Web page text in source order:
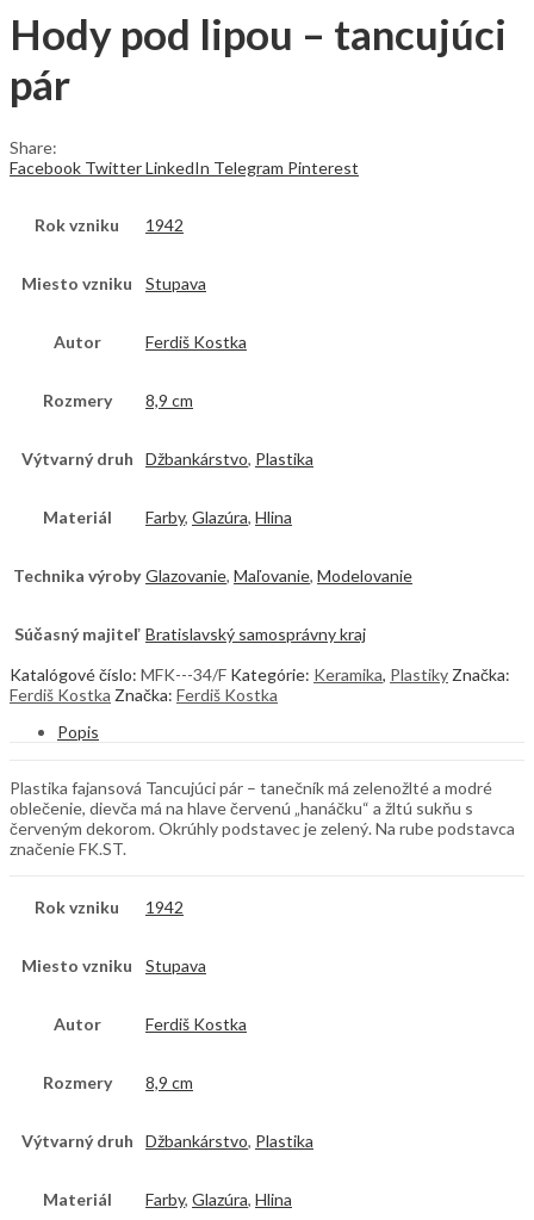
Hody pod lipou – tancujúci
pár
Share:
Facebook TwitterLinkedIn Telegram Pinterest
Rok vzniku 1942
Miesto vzniku Stupava
Autor Ferdiš Kostka
Rozmery 8,9 cm
Výtvarný druh Džbankárstvo, Plastika
Materiál Farby, Glazúra, Hlina
Technika výroby Glazovanie, Maľovanie, Modelovanie
Súčasný majiteľ Bratislavský samosprávny kraj
Katalógové číslo: MFK---34/F Kategórie: Keramika, Plastiky Značka:
Ferdiš Kostka Značka: Ferdiš Kostka
Popis
Plastika fajansová Tancujúci pár – tanečník má zelenožlté a modré
oblečenie, dievča má na hlave červenú „hanáčku“ a žltú sukňu s
červeným dekorom. Okrúhly podstavec je zelený. Na rube podstavca
značenie FK.ST.
Rok vzniku 1942
Miesto vzniku Stupava
Autor Ferdiš Kostka
Rozmery 8,9 cm
Výtvarný druh Džbankárstvo, Plastika
Materiál Farby, Glazúra, Hlina